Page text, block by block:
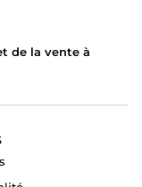
de la vente à